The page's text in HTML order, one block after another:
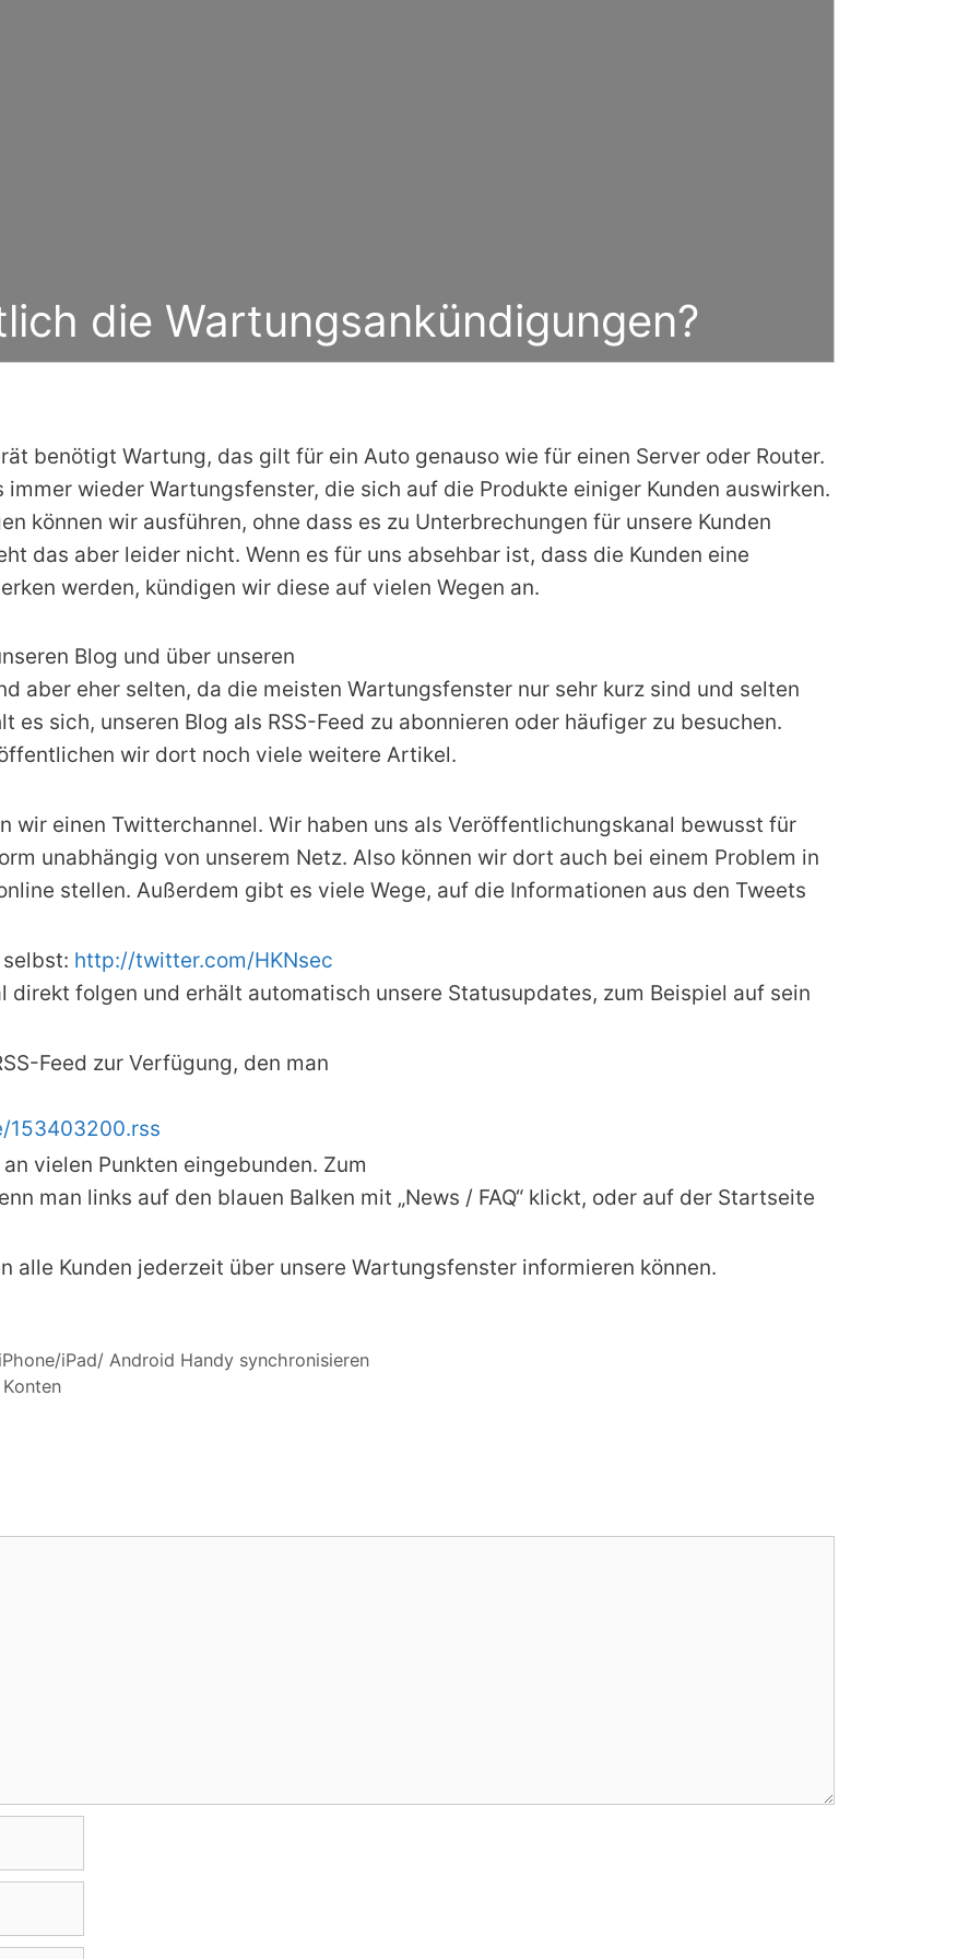
die Wartungsankündigungen?
benötigt Wartung, das gilt für ein Auto genauso wie für einen Server oder Router.
immer wieder Wartungsfenster, die sich auf die Produkte einiger Kunden auswirken.
können wir ausführen, ohne dass es zu Unterbrechungen für unsere Kunden
das aber leider nicht. Wenn es für uns absehbar ist, dass die Kunden eine
werden, kündigen wir diese auf vielen Wegen an.
Blog und über unseren
aber eher selten, da die meisten Wartungsfenster nur sehr kurz sind und selten
es sich, unseren Blog als RSS-Feed zu abonnieren oder häufiger zu besuchen.
wir dort noch viele weitere Artikel.
wir einen Twitterchannel. Wir haben uns als Veröffentlichungskanal bewusst für
unabhängig von unserem Netz. Also können wir dort auch bei einem Problem in
stellen. Außerdem gibt es viele Wege, auf die Informationen aus den Tweets
http://twitter.com/HKNsec
direkt folgen und erhält automatisch unsere Statusupdates, zum Beispiel auf sein
Feed zur Verfügung, den man
153403200.rss
vielen Punkten eingebunden. Zum
man links auf den blauen Balken mit „News / FAQ“ klickt, oder auf der Startseite
alle Kunden jederzeit über unsere Wartungsfenster informieren können.
iPad/ Android Handy synchronisieren